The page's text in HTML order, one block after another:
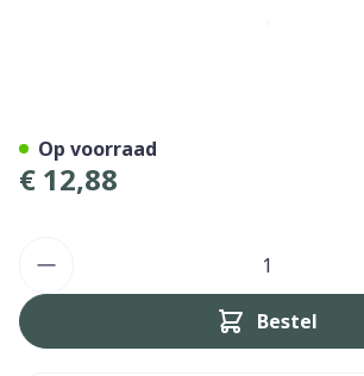
€ 12,88
Bestel
Op voorraad